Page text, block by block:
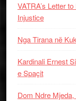
VATRA’s Letter
Injustice
Nga Tirana në
Kardinali Ernest
e Spaçit
Dom Ndre